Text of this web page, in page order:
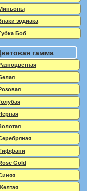
зодиака
Боб
гамма
Gold